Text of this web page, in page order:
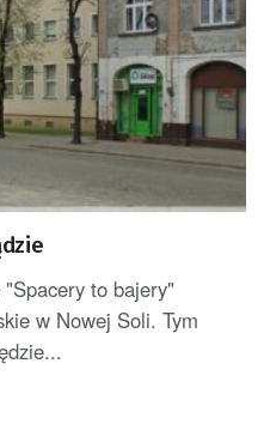
to bajery"
w Nowej Soli. Tym